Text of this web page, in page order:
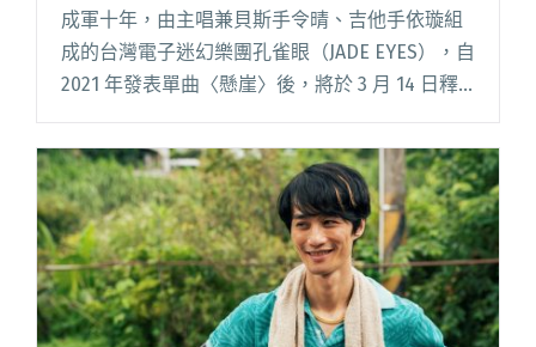
成軍十年，由主唱兼貝斯手令晴、吉他手依璇組
成的台灣電子迷幻樂團孔雀眼（JADE EYES），自
2021 年發表單曲〈懸崖〉後，將於 3 月 14 日釋
出最新單曲〈訊號〉。歌詞以樂團為第一人稱，
訴說著久違回歸的心情，以及想對聽眾說的話。 󠀠
閱讀全文 "睽違四年！孔雀眼將推出新單曲〈訊
號〉 述說久違回歸心情"